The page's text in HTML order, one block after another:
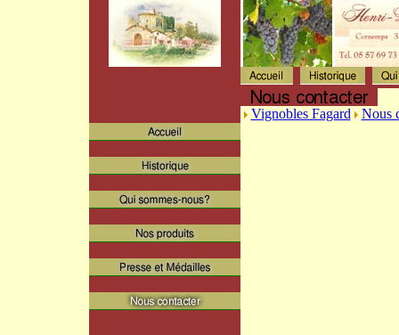
Vignobles Fagard Nous